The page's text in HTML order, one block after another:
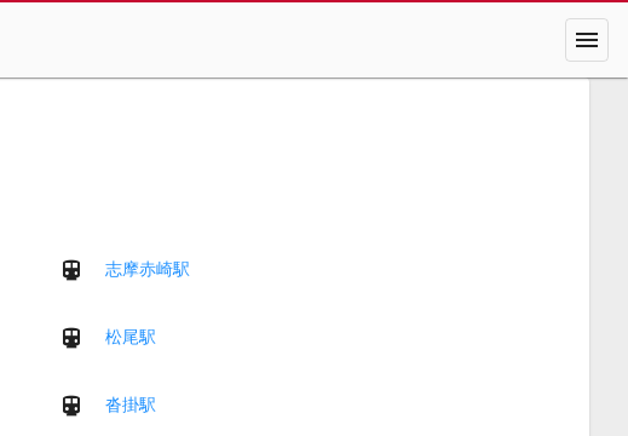
menu
志摩赤崎駅
松尾駅
沓掛駅